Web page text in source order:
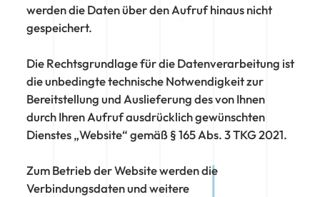
werden die Daten über den Aufruf hinaus nicht
gespeichert.
Die Rechtsgrundlage für die Datenverarbeitung ist
die unbedingte technische Notwendigkeit zur
Bereitstellung und Auslieferung des von Ihnen
durch Ihren Aufruf ausdrücklich gewünschten
Dienstes „Website“ gemäß § 165 Abs. 3 TKG 2021.
Zum Betrieb der Website werden die
Verbindungsdaten und weitere